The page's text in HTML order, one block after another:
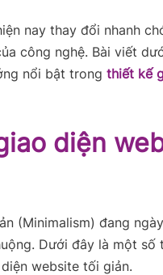
nay thay đổi nhanh
công nghệ. Bài viết
nổi bật trong thiết kế
diện
(Minimalism) đang
Dưới đây là một số
website tối giản.